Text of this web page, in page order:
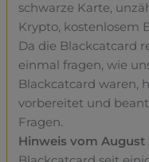
schwarze Karte,
Krypto, kostenlosem
Da die Blackcatcard
einmal fragen, wie
Blackcatcard waren,
vorbereitet und
Fragen.
Hinweis vom August